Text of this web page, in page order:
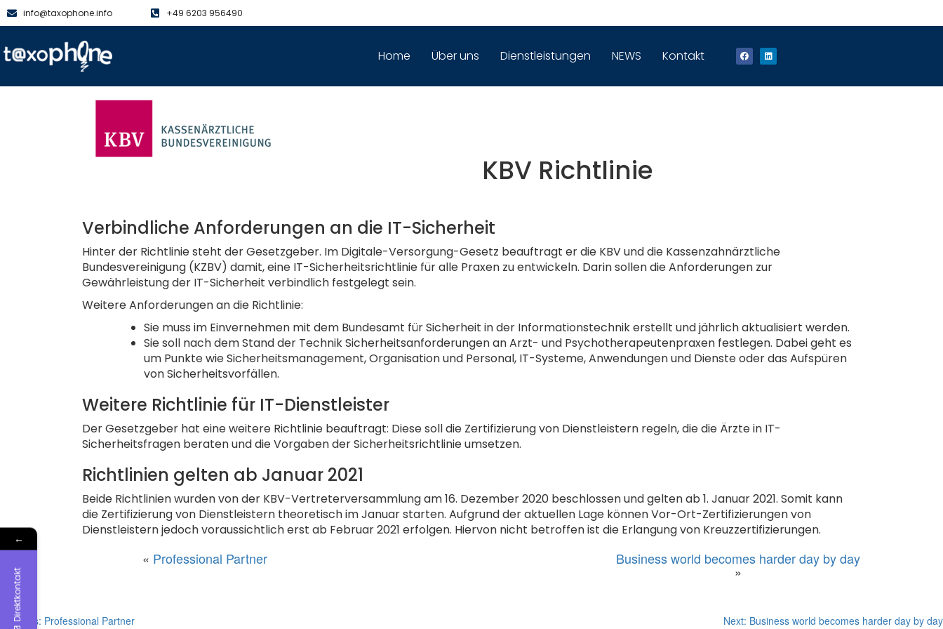
info@taxophone.info +49 6203 956490
Home Über uns Dienstleistungen NEWS Kontakt
KBV Richtlinie
Verbindliche Anforderungen an die IT-Sicherheit
Hinter der Richtlinie steht der Gesetzgeber. Im Digitale-Versorgung-Gesetz beauftragt er die KBV und die Kassenzahnärztliche
Bundesvereinigung (KZBV) damit, eine IT-Sicherheitsrichtlinie für alle Praxen zu entwickeln. Darin sollen die Anforderungen zur
Gewährleistung der IT-Sicherheit verbindlich festgelegt sein.
Weitere Anforderungen an die Richtlinie:
Sie muss im Einvernehmen mit dem Bundesamt für Sicherheit in der Informationstechnik erstellt und jährlich aktualisiert werden.
Sie soll nach dem Stand der Technik Sicherheitsanforderungen an Arzt- und Psychotherapeutenpraxen festlegen. Dabei geht es
um Punkte wie Sicherheitsmanagement, Organisation und Personal, IT-Systeme, Anwendungen und Dienste oder das Aufspüren
von Sicherheitsvorfällen.
Weitere Richtlinie für IT-Dienstleister
Der Gesetzgeber hat eine weitere Richtlinie beauftragt: Diese soll die Zertifizierung von Dienstleistern regeln, die die Ärzte in IT-
Sicherheitsfragen beraten und die Vorgaben der Sicherheitsrichtlinie umsetzen.
Richtlinien gelten ab Januar 2021
Beide Richtlinien wurden von der KBV-Vertreterversammlung am 16. Dezember 2020 beschlossen und gelten ab 1. Januar 2021. Somit kann
die Zertifizierung von Dienstleistern theoretisch im Januar starten. Aufgrund der aktuellen Lage können Vor-Ort-Zertifizierungen von
Dienstleistern jedoch voraussichtlich erst ab Februar 2021 erfolgen. Hiervon nicht betroffen ist die Erlangung von Kreuzzertifizierungen.
« Professional Partner Business world becomes harder day by day
»
Previous: Professional Partner Next: Business world becomes harder day by day
←
Direktkontakt